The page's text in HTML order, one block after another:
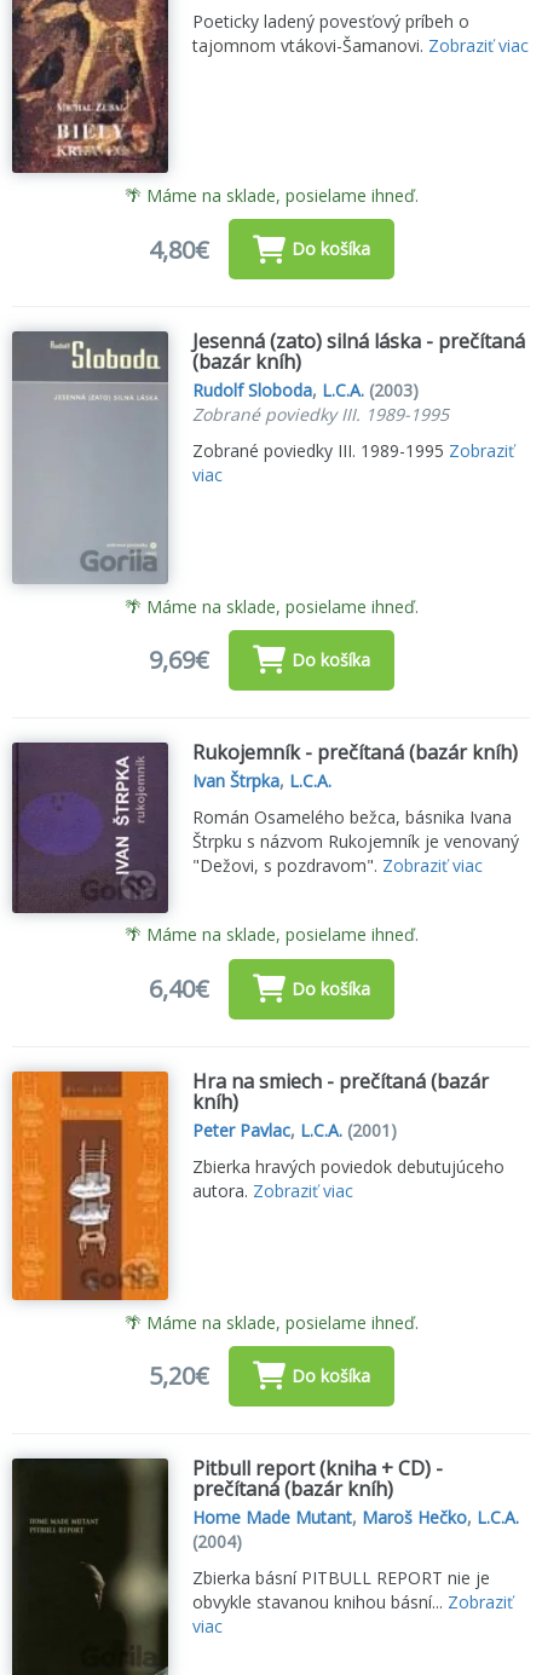
Poeticky ladený povesťový príbeh o
tajomnom vtákovi-Šamanovi. Zobraziť viac
🌴 Máme na sklade, posielame ihneď.
4,80€ Do košíka
Jesenná (zato) silná láska - prečítaná
(bazár kníh)
Rudolf Sloboda, L.C.A. (2003)
Zobrané poviedky III. 1989-1995
Zobrané poviedky III. 1989-1995 Zobraziť
viac
🌴 Máme na sklade, posielame ihneď.
9,69€ Do košíka
Rukojemník - prečítaná (bazár kníh)
Ivan Štrpka, L.C.A.
Román Osamelého bežca, básnika Ivana
Štrpku s názvom Rukojemník je venovaný
"Dežovi, s pozdravom". Zobraziť viac
🌴 Máme na sklade, posielame ihneď.
6,40€ Do košíka
Hra na smiech - prečítaná (bazár
kníh)
Peter Pavlac, L.C.A. (2001)
Zbierka hravých poviedok debutujúceho
autora. Zobraziť viac
🌴 Máme na sklade, posielame ihneď.
5,20€ Do košíka
Pitbull report (kniha + CD) -
prečítaná (bazár kníh)
Home Made Mutant, Maroš Hečko, L.C.A.
(2004)
Zbierka básní PITBULL REPORT nie je
obvykle stavanou knihou básní... Zobraziť
viac